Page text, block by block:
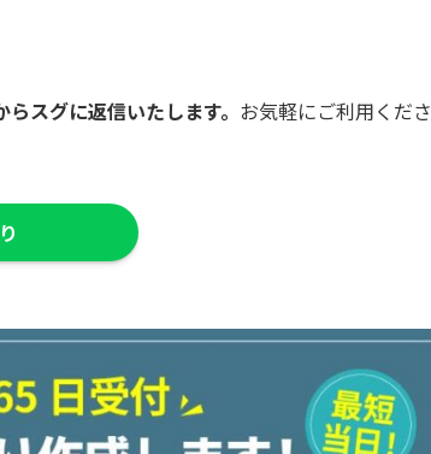
スグに返信いたします。 お気軽にご利用くださ